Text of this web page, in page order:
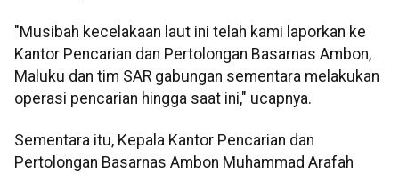
"Musibah kecelakaan laut ini telah kami laporkan ke
Kantor Pencarian dan Pertolongan Basarnas Ambon,
Maluku dan tim SAR gabungan sementara melakukan
operasi pencarian hingga saat ini," ucapnya.
Sementara itu, Kepala Kantor Pencarian dan
Pertolongan Basarnas Ambon Muhammad Arafah